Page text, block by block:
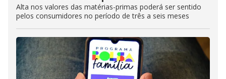
Alta nos valores das matérias-primas poderá ser sentido
pelos consumidores no período de três a seis meses